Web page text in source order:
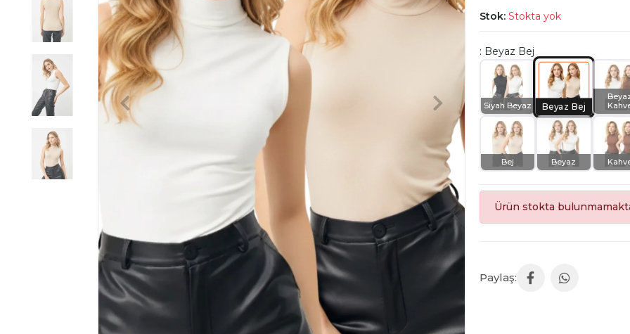
Stok: Stokta yok
: Beyaz Bej
Siyah Beyaz Beyaz Bej
Bej Beyaz
Ürün stokta